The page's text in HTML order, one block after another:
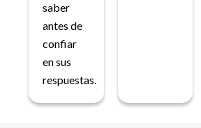
saber
antes de
confiar
en sus
respuestas.